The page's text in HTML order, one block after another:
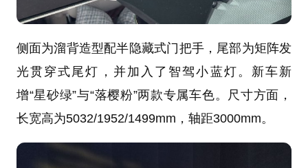
侧面为溜背造型配半隐藏式门把手，尾部为矩阵发
光贯穿式尾灯，并加入了智驾小蓝灯。新车新
增“星砂绿”与“落樱粉”两款专属车色。尺寸方面，
长宽高为5032/1952/1499mm，轴距3000mm。